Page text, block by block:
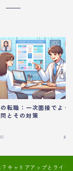
転職：一次面接でよく
とその対策
お
キャリアアップとライフ